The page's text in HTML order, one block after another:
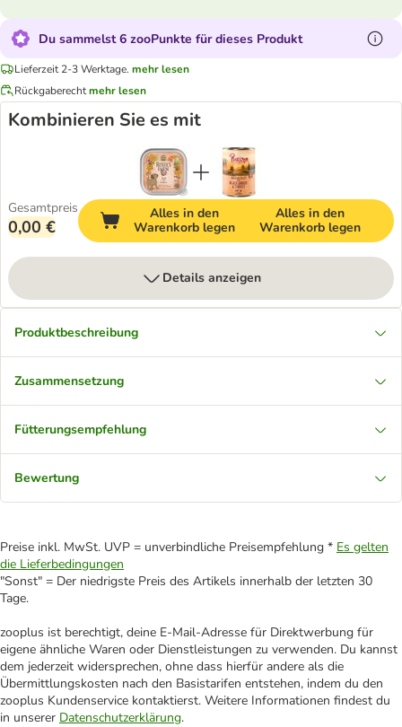
Du sammelst 6 zooPunkte für dieses Produkt
Lieferzeit 2-3 Werktage. mehr lesen
Rückgaberechtmehr lesen
Kombinieren Sie es mit
Gesamtpreis
0,00 €
Alles in den
Warenkorb legen
Alles in den
Warenkorb legen
Details anzeigen
Produktbeschreibung
Zusammensetzung
Fütterungsempfehlung
Bewertung
Preise inkl. MwSt. UVP = unverbindliche Preisempfehlung * Es gelten
die Lieferbedingungen
"Sonst" = Der niedrigste Preis des Artikels innerhalb der letzten 30
Tage.
zooplus ist berechtigt, deine E-Mail-Adresse für Direktwerbung für
eigene ähnliche Waren oder Dienstleistungen zu verwenden. Du kannst
dem jederzeit widersprechen, ohne dass hierfür andere als die
Übermittlungskosten nach den Basistarifen entstehen, indem du den
zooplus Kundenservice kontaktierst. Weitere Informationen findest du
in unserer Datenschutzerklärung.